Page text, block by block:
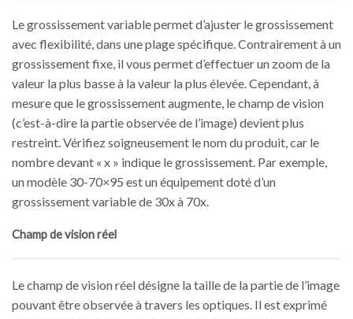
Le grossissement variable permet d’ajuster le grossissement
avec flexibilité, dans une plage spécifique. Contrairement à un
grossissement fixe, il vous permet d’effectuer un zoom de la
valeur la plus basse à la valeur la plus élevée. Cependant, à
mesure que le grossissement augmente, le champ de vision
(c’est-à-dire la partie observée de l’image) devient plus
restreint. Vérifiez soigneusement le nom du produit, car le
nombre devant « x » indique le grossissement. Par exemple,
un modèle 30-70×95 est un équipement doté d’un
grossissement variable de 30x à 70x.
Champ de vision réel
Le champ de vision réel désigne la taille de la partie de l’image
pouvant être observée à travers les optiques. Il est exprimé